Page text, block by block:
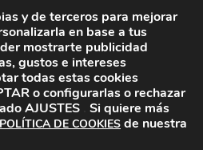
y de terceros para mejorar
en base a tus
mostrarte publicidad
gustos e intereses
todas estas cookies
o configurarlas o rechazar
AJUSTES Si quiere más
POLÍTICA DE COOKIES de nuestra